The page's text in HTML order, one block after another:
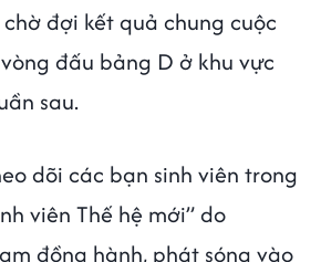
đợi kết quả chung cuộc
đấu bảng D ở khu vực
sau.
dõi các bạn sinh viên trong
viên Thế hệ mới” do
đồng hành, phát sóng vào